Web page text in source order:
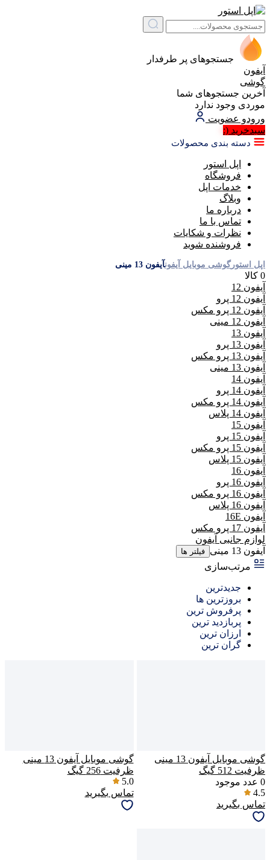
جستجوهای پر طرفدار
آیفون
گوشی
آخرین جستجوهای شما
موردی وجود ندارد
ورودو عضویت
سبد‌خرید (:
دسته بندی محصولات
اپل استور
فروشگاه
خدمات اپل
وبلاگ
درباره ما
تماس با ما
نظرات و شکایات
فروشنده شوید
اپل استور گوشی موبایل آیفونآیفون 13 مینی
0 کالا
آیفون 12
آیفون 12 پرو
آیفون 12 پرو مکس
آیفون 12 مینی
آیفون 13
آیفون 13 پرو
آیفون 13 پرو مکس
آیفون 13 مینی
آیفون 14
آیفون 14 پرو
آیفون 14 پرو مکس
آیفون 14 پلاس
آیفون 15
آیفون 15 پرو
آیفون 15 پرو مکس
آیفون 15 پلاس
آیفون 16
آیفون 16 پرو
آیفون 16 پرو مکس
آیفون 16 پلاس
آیفون 16E
آیفون 17 پرو مکس
لوازم جانبی آیفون
آیفون 13 مینی
فیلتر ها
مرتب‌سازی
جدیدترین
بروزترین ها
پرفروش ترین
پربازدید ترین
ارزان ترین
گران ترین
گوشی موبایل آیفون 13 مینی
ظرفیت 512 گیگ
0 عدد موجود
4.5
تماس بگیرید
گوشی موبایل آیفون 13 مینی
ظرفیت 256 گیگ
5.0
تماس بگیرید
گفتگو با غرفه‌دار
در حال اتصال...